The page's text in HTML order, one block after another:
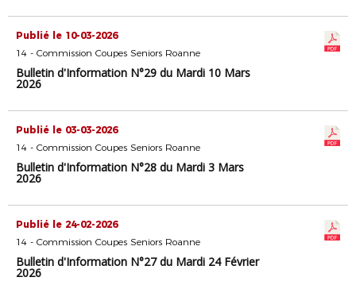
Publié le 10-03-2026
14 - Commission Coupes Seniors Roanne
Bulletin d'Information N°29 du Mardi 10 Mars
2026
Publié le 03-03-2026
14 - Commission Coupes Seniors Roanne
Bulletin d'Information N°28 du Mardi 3 Mars
2026
Publié le 24-02-2026
14 - Commission Coupes Seniors Roanne
Bulletin d'Information N°27 du Mardi 24 Février
2026